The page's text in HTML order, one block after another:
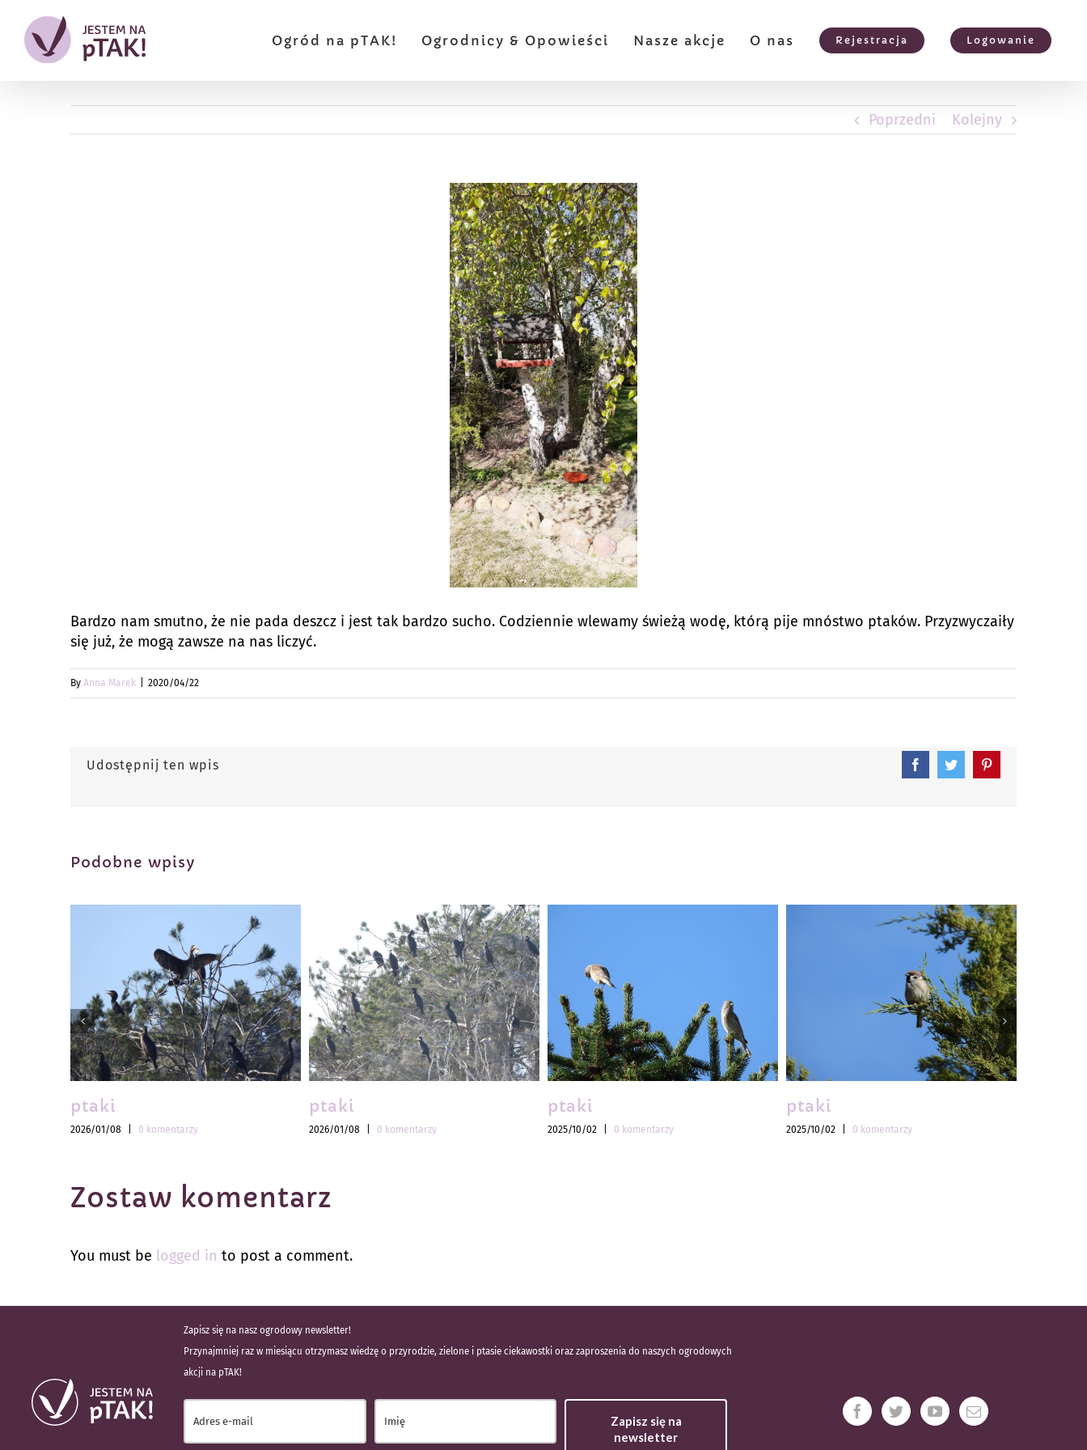
zawartości
Ogród na pTAK! Ogrodnicy & Opowieści Nasze akcje O nas Rejestracja Logowanie
Poprzedni Kolejny
Bardzo nam smutno, że nie pada deszcz i jest tak bardzo sucho. Codziennie wlewamy świeżą wodę, którą pije mnóstwo ptaków. Przyzwyczaiły
się już, że mogą zawsze na nas liczyć.
By Anna Marek 2020/04/22
Udostępnij ten wpis FacebookTwitterPinterest
Podobne wpisy
ptaki
2026/01/08 0 komentarzy
ptaki
2026/01/08 0 komentarzy
ptaki
2025/10/02 0 komentarzy
ptaki
2025/10/02 0 komentarzy
Zostaw komentarz
You must be logged in to post a comment.
Zapisz się na nasz ogrodowy newsletter!
Przynajmniej raz w miesiącu otrzymasz wiedzę o przyrodzie, zielone i ptasie ciekawostki oraz zaproszenia do naszych ogrodowych
akcji na pTAK!
Zapisz się na
newsletter